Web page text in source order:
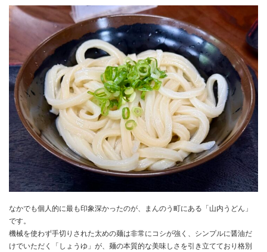
なかでも個人的に最も印象深かったのが、まんのう町にある「山内うどん」
です。
機械を使わず手切りされた太めの麺は非常にコシが強く、シンプルに醤油だ
けでいただく「しょうゆ」が、麺の本質的な美味しさを引き立てており格別